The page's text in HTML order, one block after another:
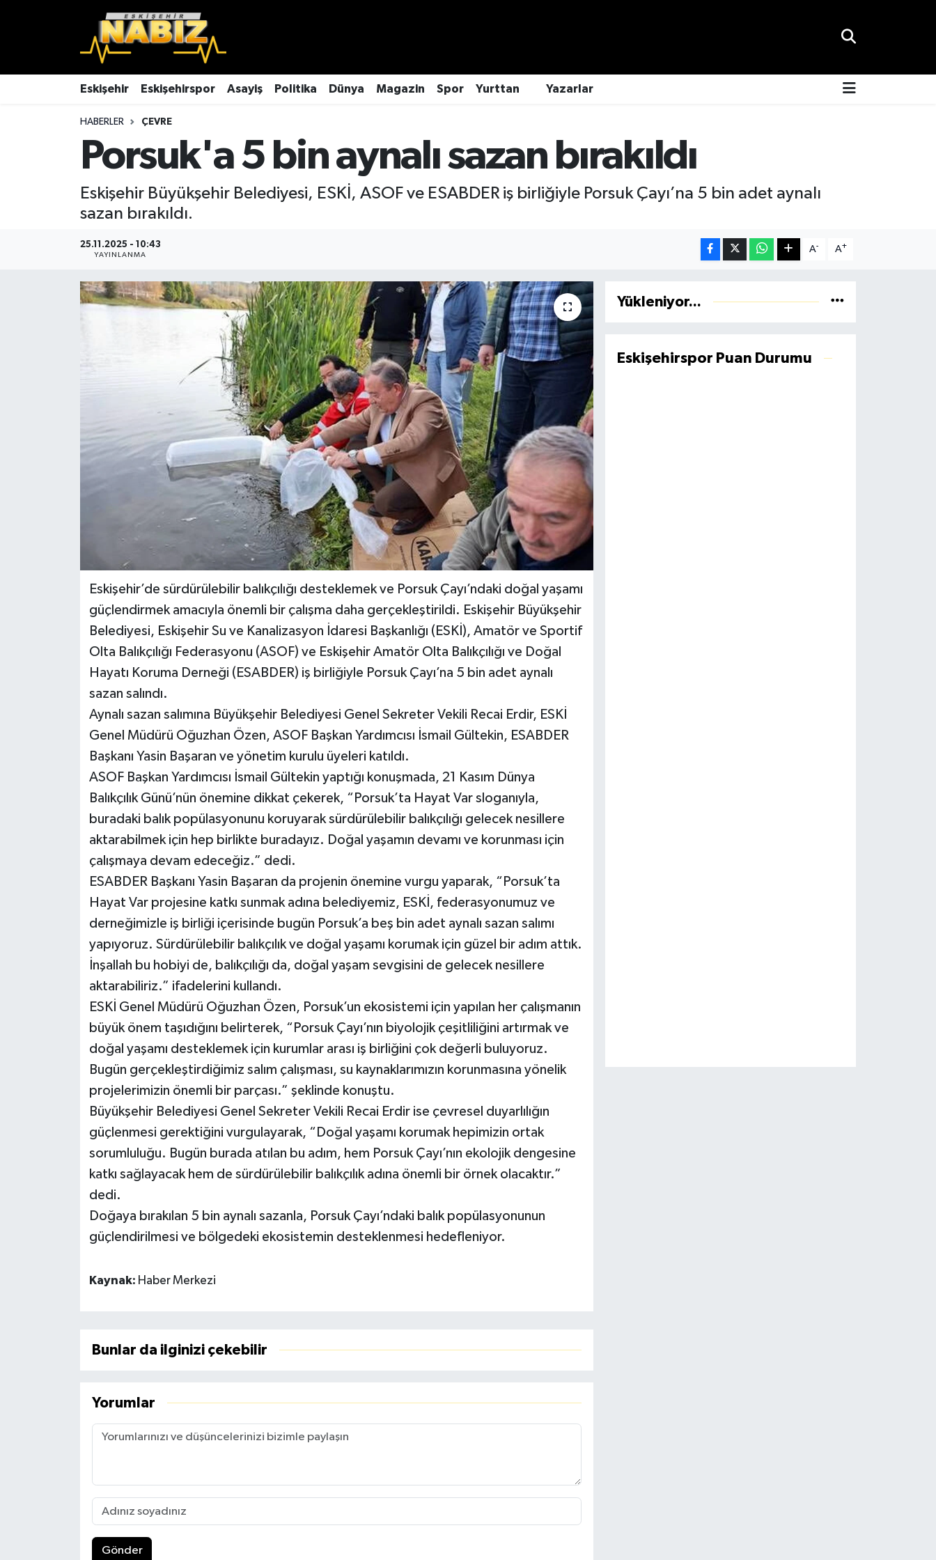
Eskişehir Eskişehirspor Asayiş Politika Dünya Magazin Spor Yurttan Yazarlar
HABERLER ÇEVRE
Porsuk'a 5 bin aynalı sazan bırakıldı
Eskişehir Büyükşehir Belediyesi, ESKİ, ASOF ve ESABDER iş birliğiyle Porsuk Çayı’na 5 bin adet aynalı
sazan bırakıldı.
25.11.2025 - 10:43
YAYINLANMA
A- A+
Eskişehir’de sürdürülebilir balıkçılığı desteklemek ve Porsuk Çayı’ndaki doğal yaşamı
güçlendirmek amacıyla önemli bir çalışma daha gerçekleştirildi. Eskişehir Büyükşehir
Belediyesi, Eskişehir Su ve Kanalizasyon İdaresi Başkanlığı (ESKİ), Amatör ve Sportif
Olta Balıkçılığı Federasyonu (ASOF) ve Eskişehir Amatör Olta Balıkçılığı ve Doğal
Hayatı Koruma Derneği (ESABDER) iş birliğiyle Porsuk Çayı’na 5 bin adet aynalı
sazan salındı.
Aynalı sazan salımına Büyükşehir Belediyesi Genel Sekreter Vekili Recai Erdir, ESKİ
Genel Müdürü Oğuzhan Özen, ASOF Başkan Yardımcısı İsmail Gültekin, ESABDER
Başkanı Yasin Başaran ve yönetim kurulu üyeleri katıldı.
ASOF Başkan Yardımcısı İsmail Gültekin yaptığı konuşmada, 21 Kasım Dünya
Balıkçılık Günü’nün önemine dikkat çekerek, “Porsuk’ta Hayat Var sloganıyla,
buradaki balık popülasyonunu koruyarak sürdürülebilir balıkçılığı gelecek nesillere
aktarabilmek için hep birlikte buradayız. Doğal yaşamın devamı ve korunması için
çalışmaya devam edeceğiz.” dedi.
ESABDER Başkanı Yasin Başaran da projenin önemine vurgu yaparak, “Porsuk’ta
Hayat Var projesine katkı sunmak adına belediyemiz, ESKİ, federasyonumuz ve
derneğimizle iş birliği içerisinde bugün Porsuk’a beş bin adet aynalı sazan salımı
yapıyoruz. Sürdürülebilir balıkçılık ve doğal yaşamı korumak için güzel bir adım attık.
İnşallah bu hobiyi de, balıkçılığı da, doğal yaşam sevgisini de gelecek nesillere
aktarabiliriz.” ifadelerini kullandı.
ESKİ Genel Müdürü Oğuzhan Özen, Porsuk’un ekosistemi için yapılan her çalışmanın
büyük önem taşıdığını belirterek, “Porsuk Çayı’nın biyolojik çeşitliliğini artırmak ve
doğal yaşamı desteklemek için kurumlar arası iş birliğini çok değerli buluyoruz.
Bugün gerçekleştirdiğimiz salım çalışması, su kaynaklarımızın korunmasına yönelik
projelerimizin önemli bir parçası.” şeklinde konuştu.
Büyükşehir Belediyesi Genel Sekreter Vekili Recai Erdir ise çevresel duyarlılığın
güçlenmesi gerektiğini vurgulayarak, “Doğal yaşamı korumak hepimizin ortak
sorumluluğu. Bugün burada atılan bu adım, hem Porsuk Çayı’nın ekolojik dengesine
katkı sağlayacak hem de sürdürülebilir balıkçılık adına önemli bir örnek olacaktır.”
dedi.
Doğaya bırakılan 5 bin aynalı sazanla, Porsuk Çayı’ndaki balık popülasyonunun
güçlendirilmesi ve bölgedeki ekosistemin desteklenmesi hedefleniyor.
Kaynak: Haber Merkezi
Bunlar da ilginizi çekebilir
Yorumlar
Gönder
Yükleniyor...
Eskişehirspor Puan Durumu
Ekonomi
Politika
Eskişehir Hava Durumu
Eskişehir Trafik Yoğunluk Haritası
TFF 3.Lig 4.Grup Puan Durumu ve Fikstür
Tüm Manşetler
Son Dakika Haberleri